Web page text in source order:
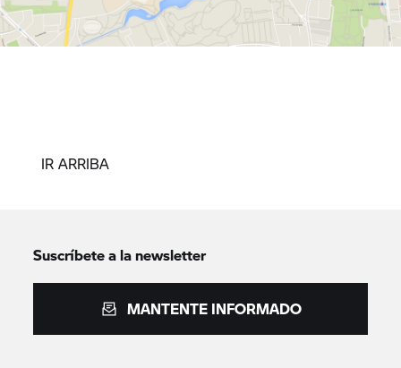
IR ARRIBA
Suscríbete a la newsletter
MANTENTE INFORMADO